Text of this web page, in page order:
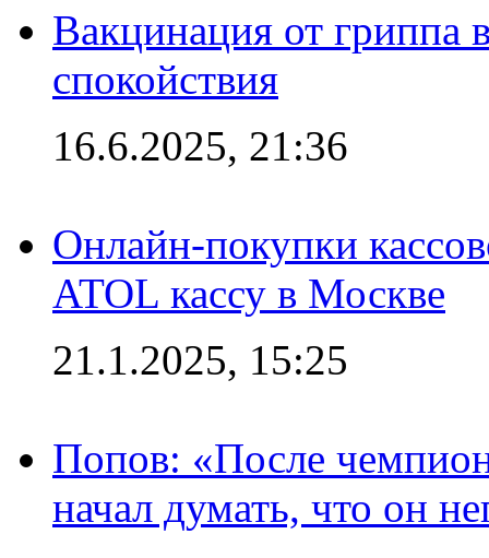
Вакцинация от гриппа
спокойствия
16.6.2025, 21:36
Онлайн-покупки
ATOL кассу в Москве
21.1.2025, 15:25
Попов: «После
начал думать, что он